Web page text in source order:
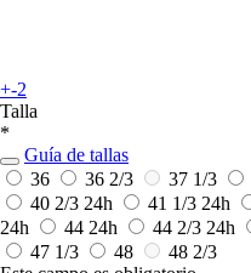
+-2
Talla
*
Guía de tallas
36
36 2/3 37 1/3
40 2/3 24h 41 1/3 24h
24h
44 24h 44 2/3 24h
47 1/3
48
48 2/3